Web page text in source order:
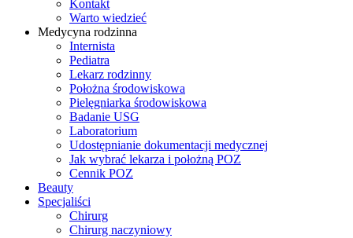
Kontakt
Warto wiedzieć
Medycyna rodzinna
Internista
Pediatra
Lekarz rodzinny
Położna środowiskowa
Pielęgniarka środowiskowa
Badanie USG
Laboratorium
Udostępnianie dokumentacji medycznej
Jak wybrać lekarza i położną POZ
Cennik POZ
Beauty
Specjaliści
Chirurg
Chirurg naczyniowy